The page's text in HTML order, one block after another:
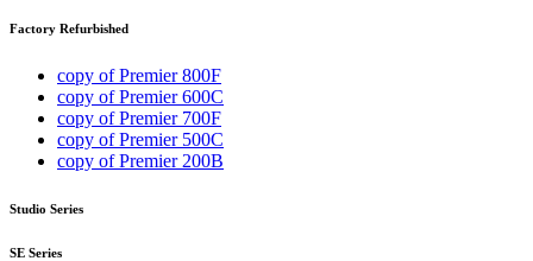
Factory Refurbished
copy of Premier 800F
copy of Premier 600C
copy of Premier 700F
copy of Premier 500C
copy of Premier 200B
Studio Series
SE Series